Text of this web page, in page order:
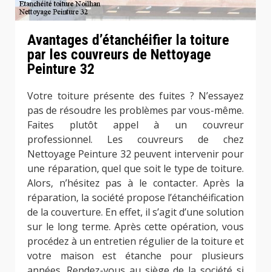
Avantages d’étanchéifier la toiture
par les couvreurs de Nettoyage
Peinture 32
Votre toiture présente des fuites ? N’essayez
pas de résoudre les problèmes par vous-même.
Faites plutôt appel à un couvreur
professionnel. Les couvreurs de chez
Nettoyage Peinture 32 peuvent intervenir pour
une réparation, quel que soit le type de toiture.
Alors, n’hésitez pas à le contacter. Après la
réparation, la société propose l’étanchéification
de la couverture. En effet, il s’agit d’une solution
sur le long terme. Après cette opération, vous
procédez à un entretien régulier de la toiture et
votre maison est étanche pour plusieurs